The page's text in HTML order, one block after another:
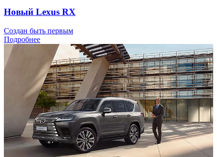
Новый Lexus RX
Создан быть первым
Подробнее